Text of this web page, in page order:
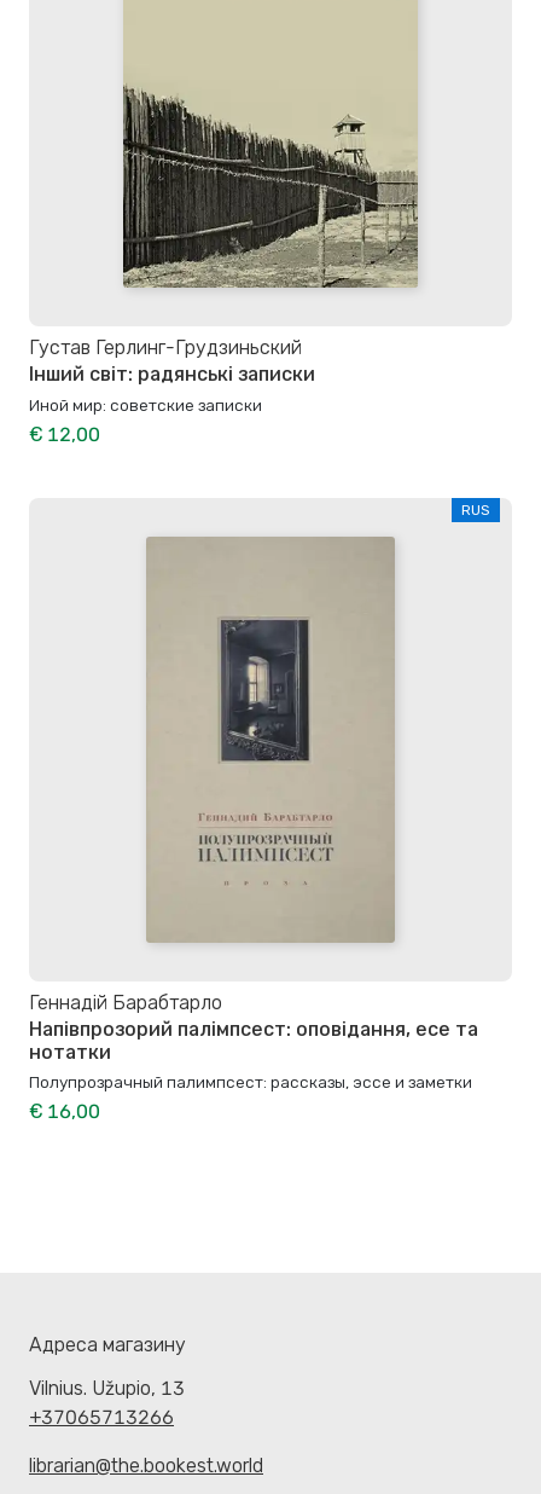
Густав Герлинг-Грудзиньский
Інший світ: радянські записки
Иной мир: советские записки
€ 12,00
RUS
Геннадій Барабтарло
Напівпрозорий палімпсест: оповідання, есе та
нотатки
Полупрозрачный палимпсест: рассказы, эссе и заметки
€ 16,00
Адреса магазину
Vilnius. Užupio, 13
+37065713266
librarian@the.bookest.world